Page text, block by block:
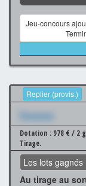
Jeu-concours
Replier (provis.)
Xxxxxxx
Dotation : 978 € / 2
Tirage.
Les lots gagnés
Au tirage au